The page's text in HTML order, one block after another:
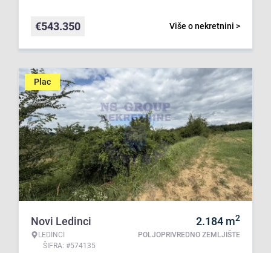
Više o nekretnini >
€543.350
Plac
Novi Ledinci
LEDINCI
ŠIFRA: #574135
2.184 m2
POLJOPRIVREDNO ZEMLJIŠTE